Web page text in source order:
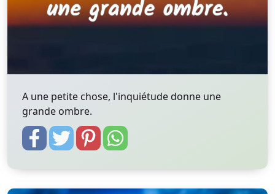
A une petite chose, l'inquiétude donne une
grande ombre.